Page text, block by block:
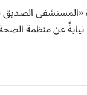
عن منظمة